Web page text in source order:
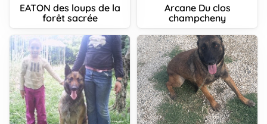
EATON des loups de la
forêt sacrée
Arcane Du clos
champcheny